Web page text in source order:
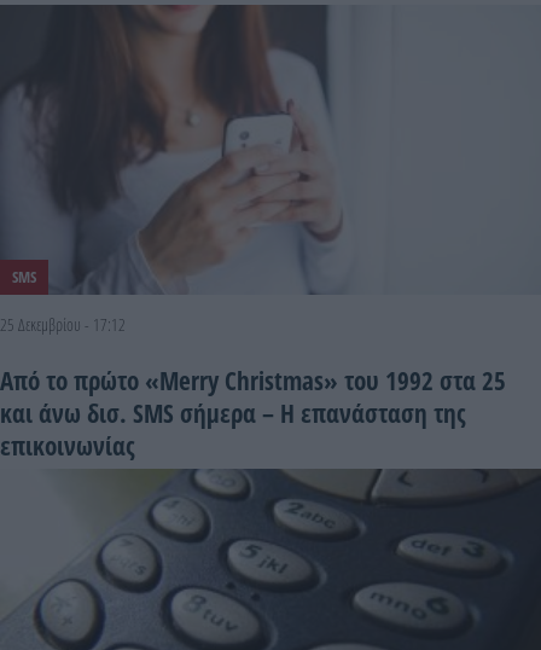
SMS
25 Δεκεμβρίου - 17:12
Από το πρώτο «Merry Christmas» του 1992 στα 25
και άνω δισ. SMS σήμερα – Η επανάσταση της
επικοινωνίας